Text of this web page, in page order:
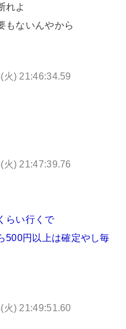
れよ
もないんやから
火) 21:46:34.59
火) 21:47:39.76
らい行くで
500円以上は確定やし毎
火) 21:49:51.60